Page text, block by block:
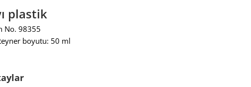
plastik
No. 98355
boyutu: 50 ml